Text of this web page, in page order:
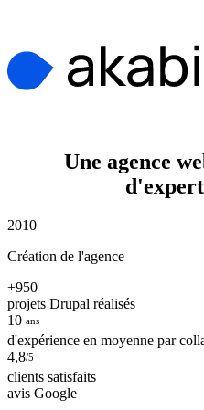
Une agence
2010
Création de l'agence
+950
projets Drupal réalisés
10 ans
d'expérience en moyenne par
4,8/5
clients satisfaits
avis Google